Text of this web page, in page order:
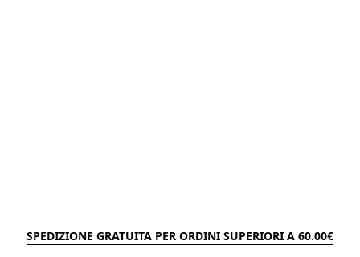
SPEDIZIONE GRATUITA PER ORDINI SUPERIORI A 60.00€